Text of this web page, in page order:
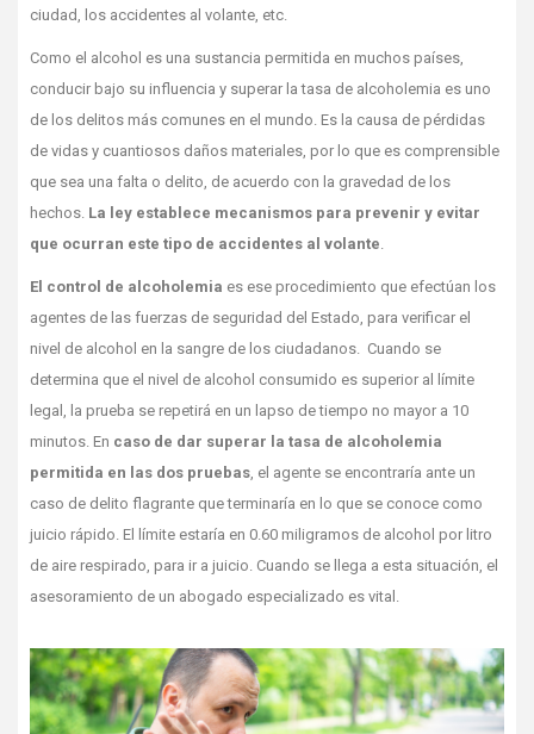
ciudad, los accidentes al volante, etc.
Como el alcohol es una sustancia permitida en muchos países,
conducir bajo su influencia y superar la tasa de alcoholemia es uno
de los delitos más comunes en el mundo. Es la causa de pérdidas
de vidas y cuantiosos daños materiales, por lo que es comprensible
que sea una falta o delito, de acuerdo con la gravedad de los
hechos. La ley establece mecanismos para prevenir y evitar
que ocurran este tipo de accidentes al volante
El control de alcoholemia es ese procedimiento que efectúan los
agentes de las fuerzas de seguridad del Estado, para verificar el
nivel de alcohol en la sangre de los ciudadanos. Cuando se
determina que el nivel de alcohol consumido es superior al límite
legal, la prueba se repetirá en un lapso de tiempo no mayor a 10
minutos. En caso de dar superar la tasa de alcoholemia
permitida en las dos pruebas , el agente se encontraría ante un
caso de delito flagrante que terminaría en lo que se conoce como
juicio rápido. El límite estaría en 0.60 miligramos de alcohol por litro
de aire respirado, para ir a juicio. Cuando se llega a esta situación, el
asesoramiento de un abogado especializado es vital.